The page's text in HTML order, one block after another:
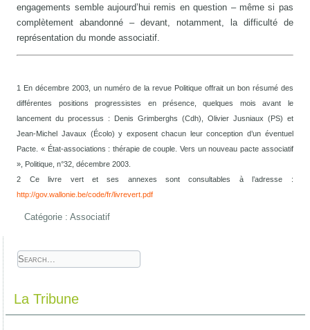
engagements semble aujourd’hui remis en question – même si pas
complètement abandonné – devant, notamment, la difficulté de
représentation du monde associatif.
1 En décembre 2003, un numéro de la revue Politique offrait un bon résumé des
différentes positions progressistes en présence, quelques mois avant le
lancement du processus : Denis Grimberghs (Cdh), Olivier Jusniaux (PS) et
Jean-Michel Javaux (Écolo) y exposent chacun leur conception d’un éventuel
Pacte. « État-associations : thérapie de couple. Vers un nouveau pacte associatif
», Politique, n°32, décembre 2003.
2 Ce livre vert et ses annexes sont consultables à l’adresse :
http://gov.wallonie.be/code/fr/livrevert.pdf
Catégorie :Associatif
La Tribune